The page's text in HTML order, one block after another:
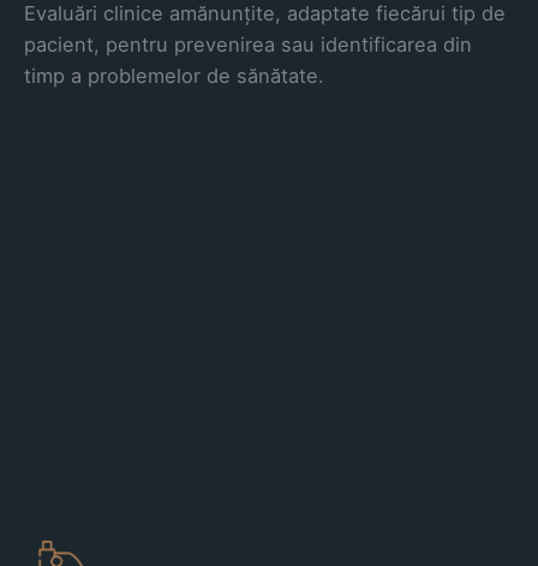
Evaluări clinice amănunțite, adaptate fiecărui tip de
pacient, pentru prevenirea sau identificarea din
timp a problemelor de sănătate.